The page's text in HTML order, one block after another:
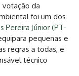
da
foi um dos
Pereira Júnior (PT-
pequenas e
regras a todas, e
técnico